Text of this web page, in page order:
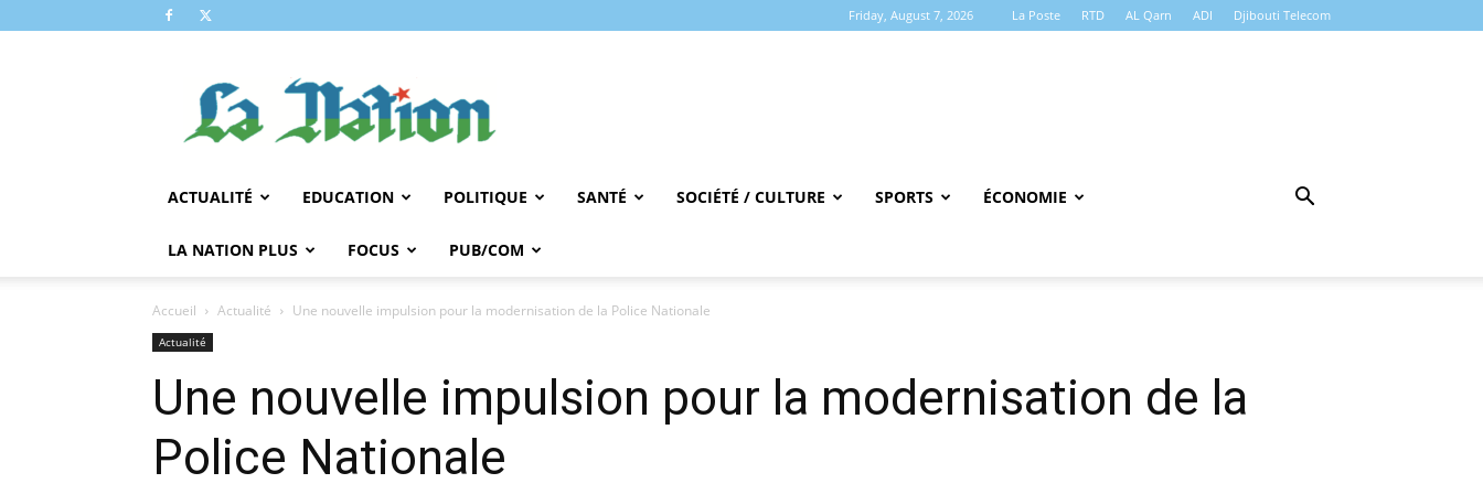
Friday, August 7, 2026 La Poste RTD AL Qarn ADI Djibouti Telecom
NATION
ACTUALITÉ EDUCATION POLITIQUE SANTÉ SOCIÉTÉ / CULTURE SPORTS ÉCONOMIE
LA NATION PLUS FOCUS PUB/COM
Accueil Actualité Une nouvelle impulsion pour la modernisation de la Police Nationale
Actualité
Une nouvelle impulsion pour la modernisation de la
Police Nationale